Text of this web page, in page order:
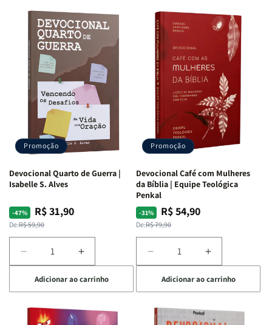
Promoção
Devocional Quarto de Guerra |
Isabelle S. Alves
-47%
Preço
normal
De:R$ 59,90
Preço
promocional
R$ 31,90
Diminuir
a
quantidade
de
Devocional
Quarto
Aumentar
a
quantidade
de
Devocional
Quarto
Adicionar ao carrinho
Promoção
Devocional Café com Mulheres
da Bíblia | Equipe Teológica
Penkal
-31%
Preço
normal
De:R$ 79,90
Preço
promocional
R$ 54,90
Diminuir
a
quantidade
de
Devocional
Café
Aumentar
a
quantidade
de
Devocional
Café
Adicionar ao carrinho